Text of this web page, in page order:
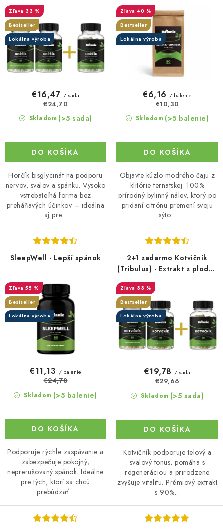
d
u
k
t
o
r
o
d
u
k
33 %
Bestseller
Lokálna výroba
Skladom (>5 sada)
€16,47 / sada
€24,70
DO KOŠÍKA
Horčík bisglycinát na podporu
nervov, svalov a spánku. Vysoko
vstrebateľná forma bez
preháňavých účinkov – ideálna
aj pre...
40 %
Bestseller
Lokálna výroba
Skladom (>5 balenie)
€6,16 / balenie
€10,30
DO KOŠÍKA
Objavte kúzlo modrého čaju z
klitórie ternatskej. 100%
prírodný bylinný nálev, ktorý po
pridaní citrónu premení svoju
sýto...
SleepWell - Lepší spánok
55 %
Bestseller
Lokálna výroba
Skladom (>5 balenie)
€11,13 / balenie
€24,78
DO KOŠÍKA
Podporuje rýchle zaspávanie a
zabezpečuje pokojný,
neprerušovaný spánok. Ideálne
pre tých, ktorí sa chcú
prebúdzať...
2+1 zadarmo Kotvičník
(Tribulus) - Extrakt z plodov
s 90 % saponínov v kapslích
33 %
Bestseller
Lokálna výroba
Skladom (>5 sada)
€19,78 / sada
€29,66
DO KOŠÍKA
Kotvičník podporuje telový a
svalový tonus, pomáha s
regeneráciou a prirodzene
zvyšuje vitalitu. Prémiový extrakt
s 90%...